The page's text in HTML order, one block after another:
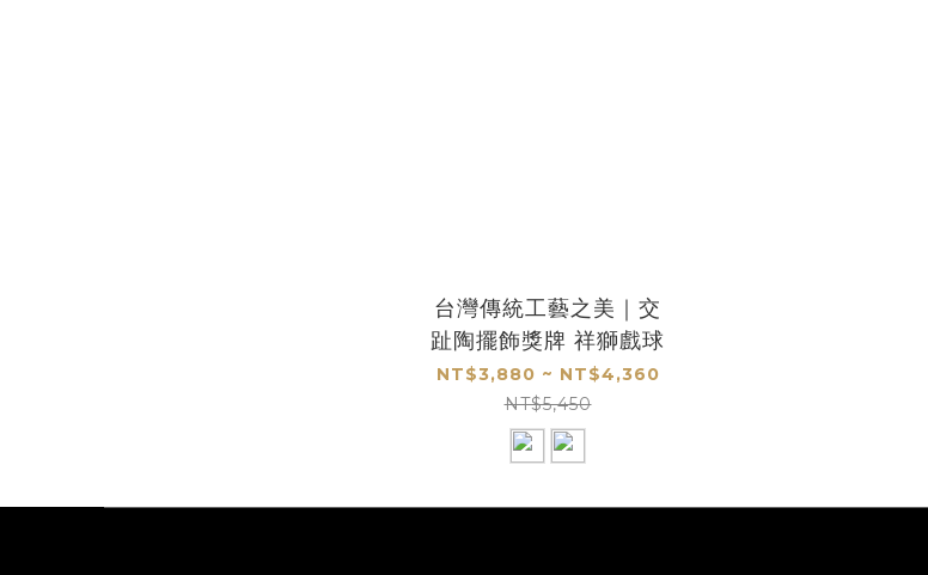
台灣傳統工藝之美｜交
趾陶擺飾獎牌 祥獅戲球
NT$3,880 ~ NT$4,360
NT$5,450